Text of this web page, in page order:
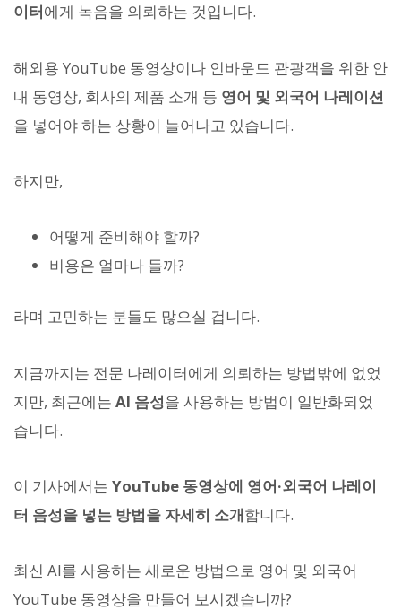
이터에게 녹음을 의뢰하는 것입니다.
해외용 YouTube 동영상이나 인바운드 관광객을 위한 안
내 동영상, 회사의 제품 소개 등 영어 및 외국어 나레이션
을 넣어야 하는 상황이 늘어나고 있습니다.
하지만,
어떻게 준비해야 할까?
비용은 얼마나 들까?
라며 고민하는 분들도 많으실 겁니다.
지금까지는 전문 나레이터에게 의뢰하는 방법밖에 없었
지만, 최근에는 AI 음성을 사용하는 방법이 일반화되었
습니다.
이 기사에서는 YouTube 동영상에 영어·외국어 나레이
터 음성을 넣는 방법을 자세히 소개합니다.
최신 AI를 사용하는 새로운 방법으로 영어 및 외국어
YouTube 동영상을 만들어 보시겠습니까?